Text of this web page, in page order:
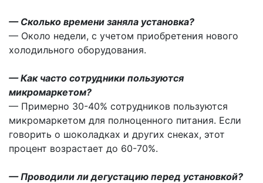
— Сколько времени заняла установка?
— Около недели, с учетом приобретения нового
холодильного оборудования.
— Как часто сотрудники пользуются
микромаркетом?
— Примерно 30-40% сотрудников пользуются
микромаркетом для полноценного питания. Если
говорить о шоколадках и других снеках, этот
процент возрастает до 60-70%.
— Проводили ли дегустацию перед установкой?